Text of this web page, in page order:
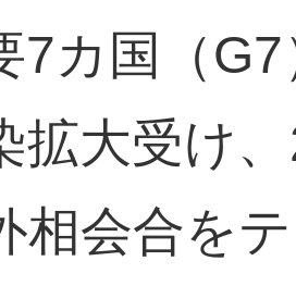
7カ国（
拡大受け
相会合を